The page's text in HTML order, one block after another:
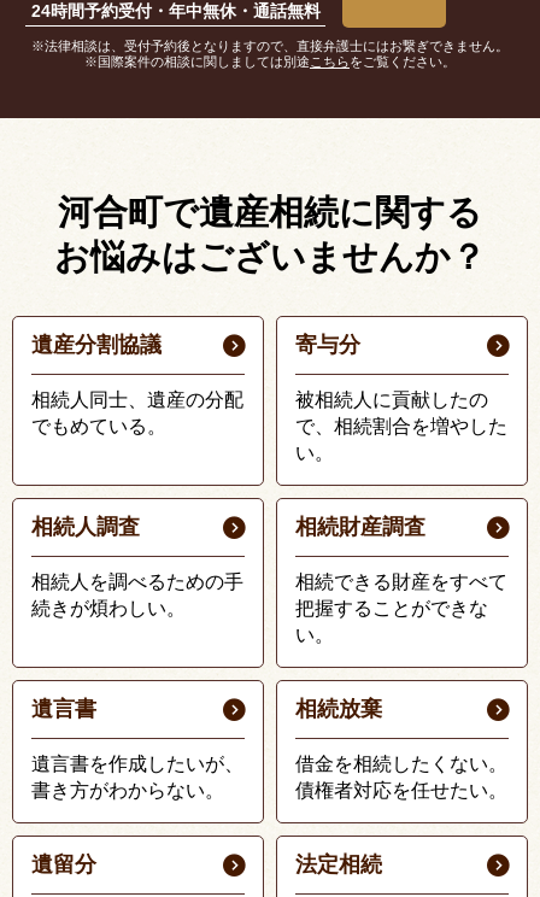
24時間予約受付・年中無休・通話無料
※法律相談は、受付予約後となりますので、直接弁護士にはお繋ぎできません。
※国際案件の相談に関しましては別途 こちらをご覧ください。
河合町で遺産相続に関する
お悩みはございませんか？
遺産分割協議
相続人同士、遺産の分配
でもめている。
寄与分
被相続人に貢献したの
で、相続割合を増やした
い。
相続人調査
相続人を調べるための手
続きが煩わしい。
相続財産調査
相続できる財産をすべて
把握することができな
い。
遺言書
遺言書を作成したいが、
書き方がわからない。
相続放棄
借金を相続したくない。
債権者対応を任せたい。
遺留分 法定相続